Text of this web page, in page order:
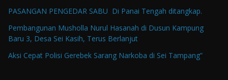
PASANGAN PENGEDAR SABU Di Panai Tengah ditangkap.
Pembangunan Musholla Nurul Hasanah di Dusun Kampung
Baru 3, Desa Sei Kasih, Terus Berlanjut
Aksi Cepat Polisi Gerebek Sarang Narkoba di Sei Tampang”